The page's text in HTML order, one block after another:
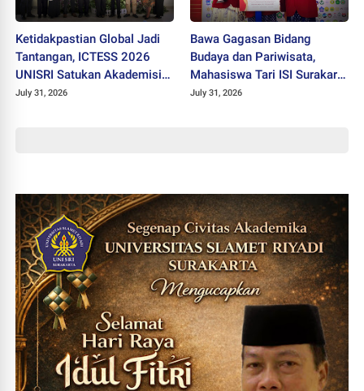
Ketidakpastian Global Jadi
Tantangan, ICTESS 2026
UNISRI Satukan Akademisi 5
Negara Demi Solusi Lintas
July 31, 2026
Bawa Gagasan Bidang
Budaya dan Pariwisata,
Mahasiswa Tari ISI Surakarta
Raih Medali Emas JEC 2026
July 31, 2026